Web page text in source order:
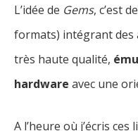
L’idée de Gems, c’est
formats) intégrant des
très haute qualité,
hardware avec une
A l’heure où j’écris